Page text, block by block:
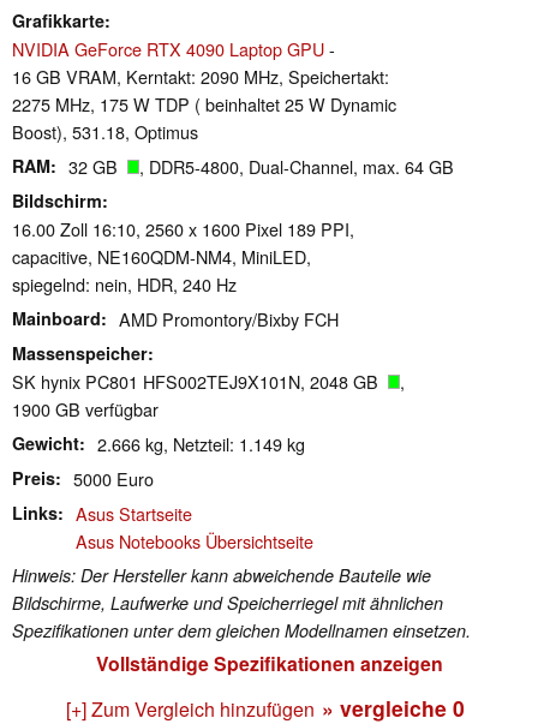
Grafikkarte
NVIDIA GeForce RTX 4090 Laptop GPU-
16 GB VRAM, Kerntakt: 2090 MHz, Speichertakt:
2275 MHz, 175 W TDP ( beinhaltet 25 W Dynamic
Boost), 531.18, Optimus
RAM 32 GB , DDR5-4800, Dual-Channel, max. 64 GB
Bildschirm
16.00 Zoll 16:10, 2560 x 1600 Pixel 189 PPI,
capacitive, NE160QDM-NM4, MiniLED,
spiegelnd: nein, HDR, 240 Hz
Mainboard AMD Promontory/Bixby FCH
Massenspeicher
SK hynix PC801 HFS002TEJ9X101N, 2048 GB
,
1900 GB verfügbar
Gewicht 2.666 kg, Netzteil: 1.149 kg
Preis 5000 Euro
Links
Asus Startseite
Asus Notebooks Übersichtseite
Hinweis: Der Hersteller kann abweichende Bauteile wie
Bildschirme, Laufwerke und Speicherriegel mit ähnlichen
Spezifikationen unter dem gleichen Modellnamen einsetzen.
Vollständige Spezifikationen anzeigen
[+] Zum Vergleich hinzufügen » vergleiche 0